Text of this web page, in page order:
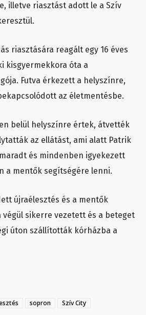
illetve riasztást adott le a Szív
riasztására reagált egy 16 éves
kisgyermekkora óta a
Futva érkezett a helyszínre,
az életmentésbe.
belül helyszínre értek, átvették
az ellátást, ami alatt Patrik
és mindenben igyekezett
a mentők segítségére lenni.
újraélesztés és a mentők
végül sikerre vezetett és a beteget
úton szállították kórházba a
sopron Szív City